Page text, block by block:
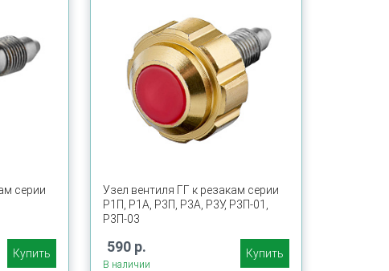
серии
Купить
Узел вентиля ГГ к резакам серии
Р1П, Р1А, Р3П, Р3А, Р3У, Р3П-01,
Р3П-03
590 р.
В наличии
Купить